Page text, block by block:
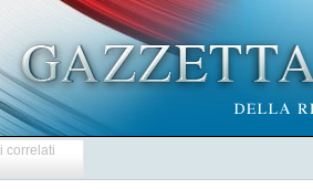
correlati